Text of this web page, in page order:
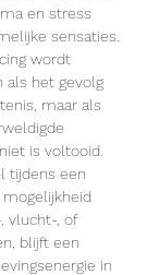
en stress
sensaties.
wordt
als het gevolg
maar als
is voltooid.
tijdens een
mogelijkheid
vlucht-, of
blijft een
in